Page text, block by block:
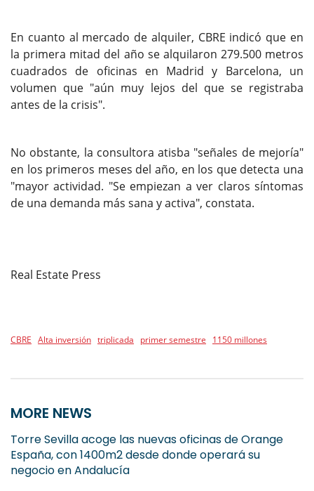
En cuanto al mercado de alquiler, CBRE indicó que en
la primera mitad del año se alquilaron 279.500 metros
cuadrados de oficinas en Madrid y Barcelona, un
volumen que "aún muy lejos del que se registraba
antes de la crisis".
No obstante, la consultora atisba "señales de mejoría"
en los primeros meses del año, en los que detecta una
"mayor actividad. "Se empiezan a ver claros síntomas
de una demanda más sana y activa", constata.
Real Estate Press
CBRE Alta inversión triplicada primer semestre 1150 millones
MORE NEWS
Torre Sevilla acoge las nuevas oficinas de Orange
España, con 1400m2 desde donde operará su
negocio en Andalucía